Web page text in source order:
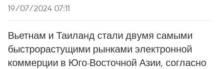
19/07/2024 07:11
Вьетнам и Таиланд стали двумя самыми
быстрорастущими рынками электронной
коммерции в Юго-Восточной Азии, согласно